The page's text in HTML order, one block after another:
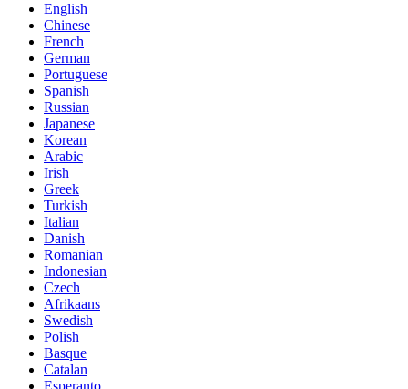
English
Chinese
French
German
Portuguese
Spanish
Russian
Japanese
Korean
Arabic
Irish
Greek
Turkish
Italian
Danish
Romanian
Indonesian
Czech
Afrikaans
Swedish
Polish
Basque
Catalan